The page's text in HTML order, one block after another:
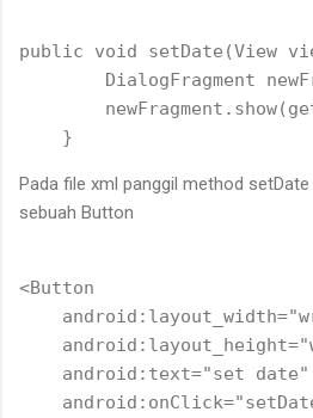
public void setDate(View
DialogFragment
Pada file xml panggil method
sebuah Button
<Button
    android:text="set date"